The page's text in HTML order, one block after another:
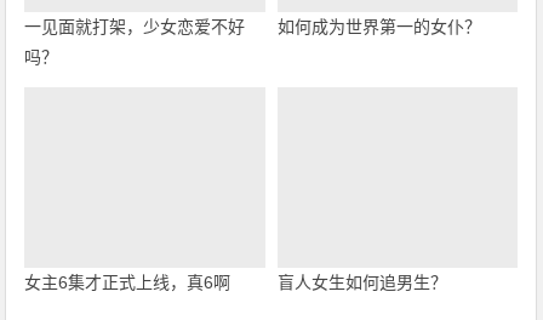
一见面就打架，少女恋爱不好
吗？
如何成为世界第一的女仆？
女主6集才正式上线，真6啊 盲人女生如何追男生？